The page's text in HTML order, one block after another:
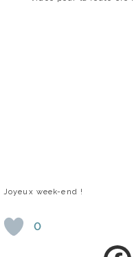
Joyeux week-end !
0